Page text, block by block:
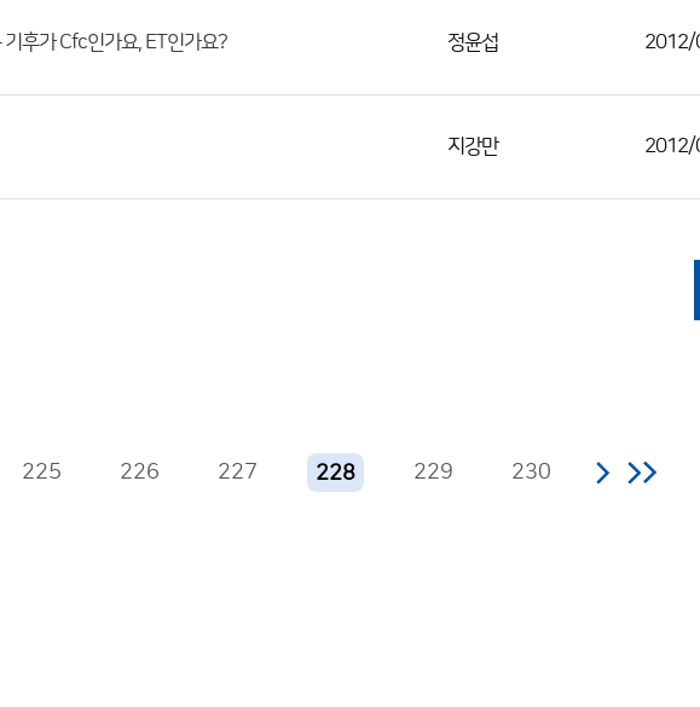
후가 Cfc인가요, ET인가요? 정윤섭 2012/
지강만 2012/
225 226 227 228 229 230